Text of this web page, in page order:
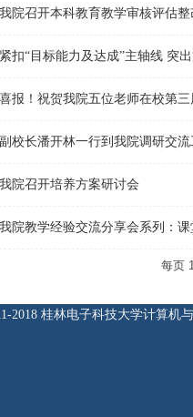
我院召开本科教育教学审核评估整
喜报！祝贺我院五位老师在校第
副校长潘开林一行到我院调研交流
我院召开培养方案研讨会
我院教学经验交流分享会系列：
每页
2018 桂林电子科技大学计算